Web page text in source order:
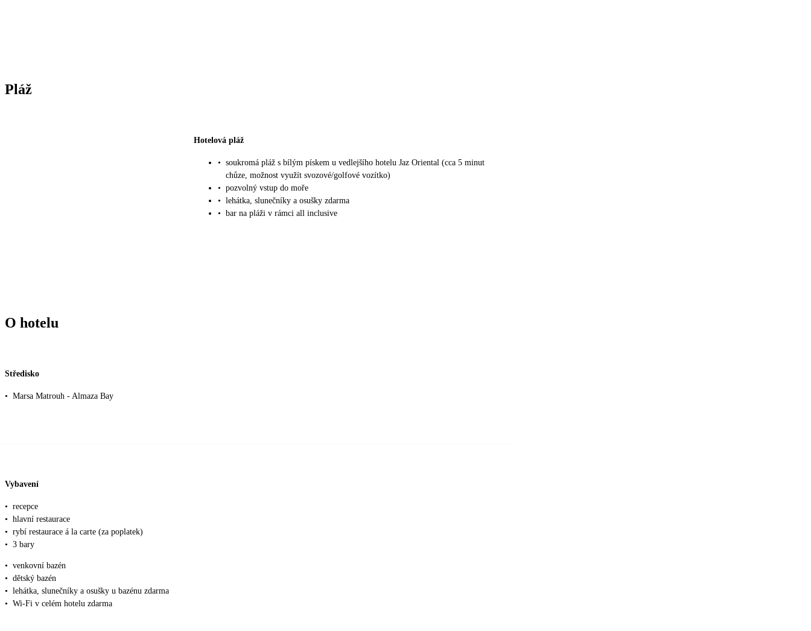
Pláž
Hotelová pláž
• soukromá pláž s bílým pískem u vedlejšího hotelu Jaz Oriental (cca 5 minut
chůze, možnost využít svozové/golfové vozítko)
• pozvolný vstup do moře
• lehátka, slunečníky a osušky zdarma
• bar na pláži v rámci all inclusive
O hotelu
Středisko
• Marsa Matrouh - Almaza Bay
Vybavení
• recepce
• hlavní restaurace
• rybí restaurace á la carte (za poplatek)
• 3 bary
• venkovní bazén
• dětský bazén
• lehátka, slunečníky a osušky u bazénu zdarma
• Wi-Fi v celém hotelu zdarma